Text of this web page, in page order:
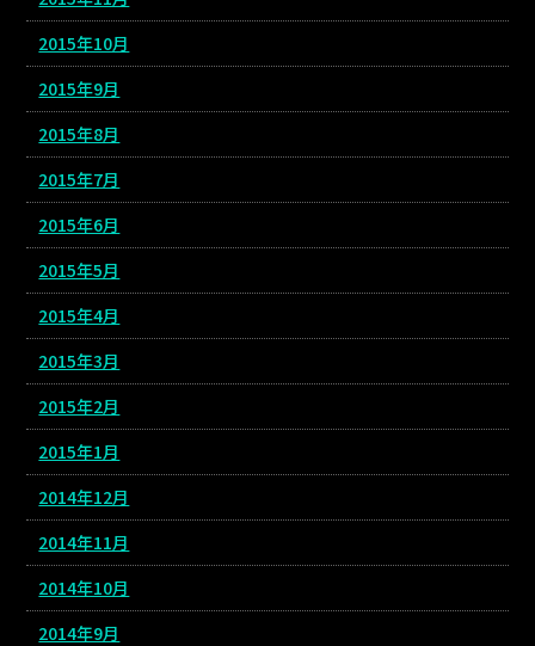
2015年10月
2015年9月
2015年8月
2015年7月
2015年6月
2015年5月
2015年4月
2015年3月
2015年2月
2015年1月
2014年12月
2014年11月
2014年10月
2014年9月